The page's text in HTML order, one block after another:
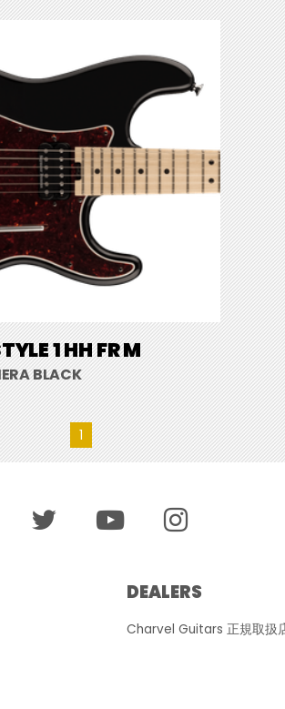
1 HH FR M
BLACK
1
DEALERS
Charvel Guitars 正規取扱